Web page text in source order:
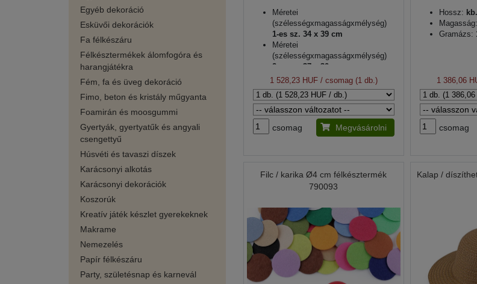
Egyéb dekoráció
Esküvői dekorációk
Fa félkészáru
Félkésztermékek álomfogóra és
harangjátékra
Fém, fa és üveg dekoráció
Fimo, beton és kristály műgyanta
Foamirán és moosgummi
Gyertyák, gyertyatűk és angyali
csengettyű
Húsvéti és tavaszi díszek
Karácsonyi alkotás
Karácsonyi dekorációk
Koszorúk
Kreatív játék készlet gyerekeknek
Makrame
Nemezelés
Papír félkészáru
Party, születésnap és karnevál
Méretei
(szélességxmagasságxmélység)
1-es sz. 34 x 39 cm
Méretei
(szélességxmagasságxmélység)
2-es sz. 37 x 30 cm
Gramázs:145 g/m²
1 528,23 HUF/ csomag (1 db.)
csomag Megvásárolni
Hossz:
Magasság:
Gramázs:
1 386,06
csomag
Filc / karika Ø4 cm félkésztermék
790093
Kalap /